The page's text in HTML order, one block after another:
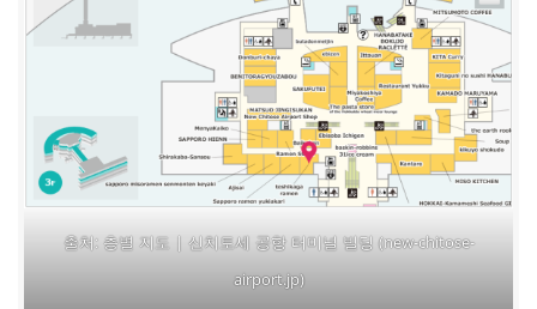
출처: 층별 지도 | 신치토세 공항 터미널 빌딩 (new-chitose-
airport.jp)